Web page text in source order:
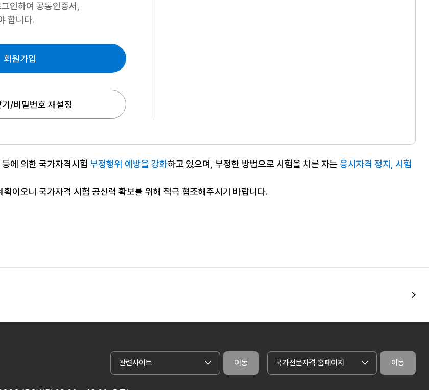
인하여 공동인증서,
합니다.
회원가입
/비밀번호 재설정
에 의한 국가자격시험 부정행위 예방을 강화하고 있으며, 부정한 방법으로 시험을 치른 자는 응시자격 정지, 시험
이오니 국가자격 시험 공신력 확보를 위해 적극 협조해주시기 바랍니다.
관련사이트 이동 국가전문자격 홈페이지 이동